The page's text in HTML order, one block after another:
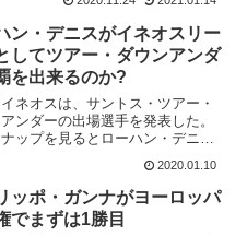
を起った。7日間で763キロ。5kg
落としており、上半身は...
ン・デニスがイネオスリー
してツアー・ダウンアンダ
を出来るのか?
ネオスは、サントス・ツアー・
ンダーの出場選手を発表した。
ップを見るとローハン・デニス
ダーとなるようだ。彼は2015年に
・ダウンアンダーで総合優勝をし
その時と同じコースが今回のツ
ウンアンダー...
2020.01.10
ッポ・ガンナがヨーロッパ
でまずは1勝目